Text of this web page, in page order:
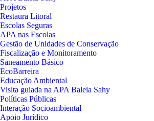
Projetos
Restaura Litoral
Escolas Seguras
APA nas Escolas
Gestão de Unidades de Conservação
Fiscalização e Monitoramento
Saneamento Básico
EcoBarreira
Educação Ambiental
Visita guiada na APA Baleia Sahy
Políticas Públicas
Interação Socioambiental
Apoio Jurídico